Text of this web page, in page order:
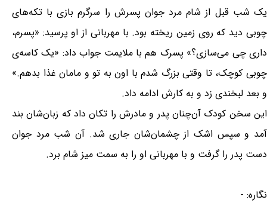
یک شب قبل از شام مرد جوان پسرش را سرگرم بازی با تکه‌های
چوبی دید که روی زمین ریخته بود. با مهربانی از او پرسید: «پسرم،
داری چی می‌سازی؟» پسرک هم با ملایمت جواب داد: «یک کاسه‌ی
چوبی کوچک، تا وقتی بزرگ شدم با اون به تو و مامان غذا بدهم.»
و بعد لبخندی زد و به کارش ادامه داد.
این سخن کودک آن‌چنان پدر و مادرش را تکان داد که زبان‌شان بند
آمد و سپس اشک از چشمان‌شان جاری شد. آن شب مرد جوان
دست پدر را گرفت و با مهربانی او را به سمت میز شام برد.
نگاره: -